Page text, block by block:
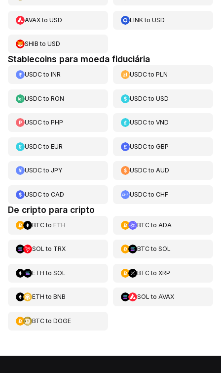
AVAXto USD LINKtoUSD
SHIB to USD
Stablecoins para moeda fiduciária
USDCto INR USDCtoPLN
USDCto RON USDCtoUSD
USDCto PHP USDCtoVND
USDCto EUR USDCtoGBP
USDCto JPY USDCtoAUD
USDCto CAD USDCtoCHF
De cripto para cripto
BTCto ETH BTCto ADA
SOL to TRX BTCto SOL
ETH to SOL BTCto XRP
ETH to BNB SOL to AVAX
BTCto DOGE